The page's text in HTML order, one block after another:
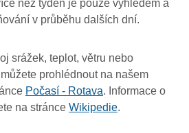
než týden je pouze výhledem a
v průběhu dalších dní.
srážek, teplot, větru nebo
prohlédnout na našem
Počasí - Rotava. Informace o
na stránce Wikipedie.